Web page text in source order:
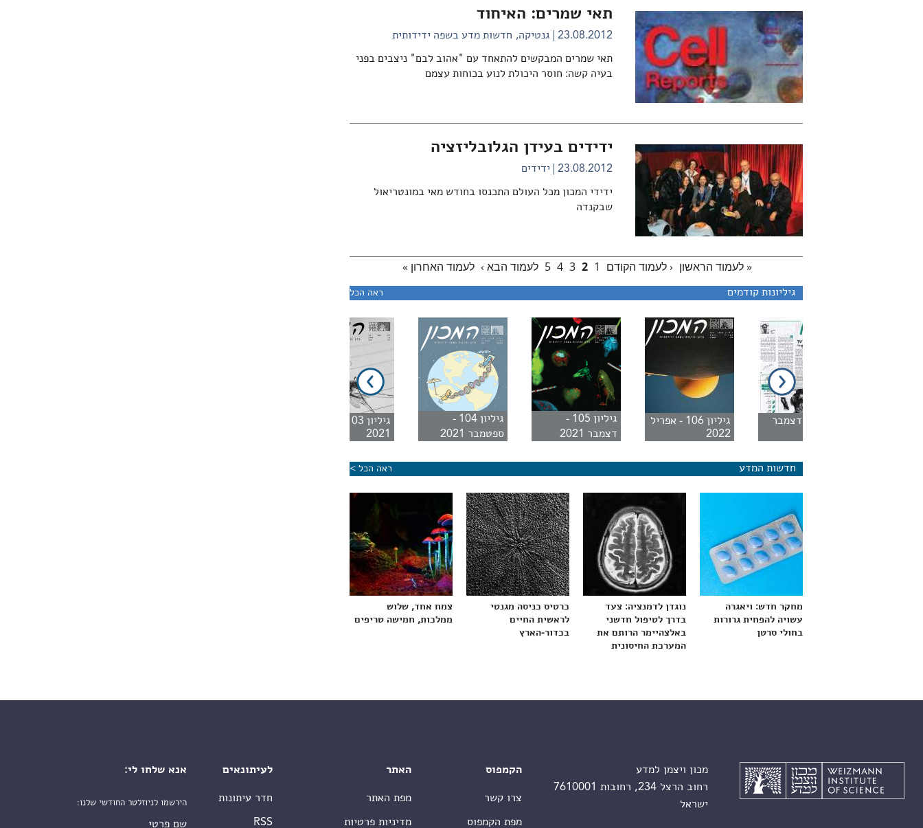
תאי שמרים: האיחוד
23.08.2012 גנטיקה חדשות מדע בשפה ידידותית
תאי שמרים המבקשים להתאחד עם "אהוב לבם" ניצבים בפני
בעיה קשה: חוסר היכולת לנוע בכוחות עצמם
ידידים בעידן הגלובליזציה
23.08.2012 ידידים
ידידי המכון מכל העולם התכנסו בחודש מאי במונטריאול
שבקנדה
« לעמוד הראשון ‹ לעמוד הקודם 1
2
3
4
5 לעמוד הבא › לעמוד האחרון »
גיליונות קודמים ראה הכל
גיליון 1 - דצמבר
גיליון 106 - אפריל
2022
גיליון 105 -
דצמבר 2021
גיליון 104 -
ספטמבר 2021
2021
חדשות המדע ראה הכל >
מחקר חדש: ויאגרה
עשויה להפחית גרורות
בחולי סרטן
נוגדן לדמנציה: צעד
בדרך לטיפול חדשני
באלצהיימר הרותם את
המערכת החיסונית
כרטיס כניסה מגנטי
לראשית החיים
בכדור-הארץ
צמח אחד, שלוש
ממלכות, חמישה טריפים
מכון ויצמן למדע
רחוב הרצל 234, רחובות 7610001
ישראל
הקמפוס
צרו קשר
מפת הקמפוס
האתר
מפת האתר
מדיניות פרטיות
לעיתונאים
חדר עיתונות
RSS
אנא שלחו לי:
הירשמו לניוזלטר החודשי שלנו: